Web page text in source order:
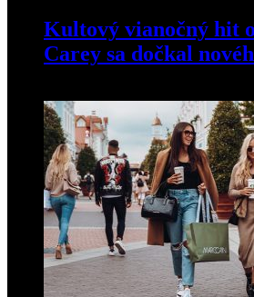
Kultový vianočný hit
Carey sa dočkal